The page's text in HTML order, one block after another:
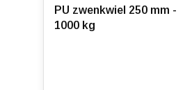
PU zwenkwiel 250 mm -
1000 kg